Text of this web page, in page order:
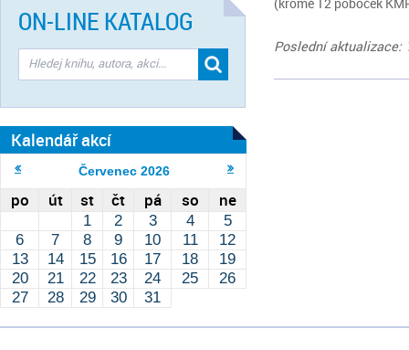
Poslední aktualizace:
ON-LINE KATALOG
Kalendář akcí
Červenec 2026
po út st čt pá so ne
1 2 3 4
5
6
7 8 9 10 11
12
13
14 15 16 17 18
19
20
21 22 23 24 25
26
27
28 29 30 31